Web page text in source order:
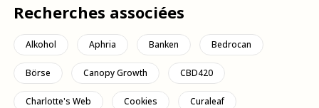
Recherches associées
Alkohol Aphria Banken Bedrocan
Börse Canopy Growth CBD420
Charlotte's Web Cookies Curaleaf